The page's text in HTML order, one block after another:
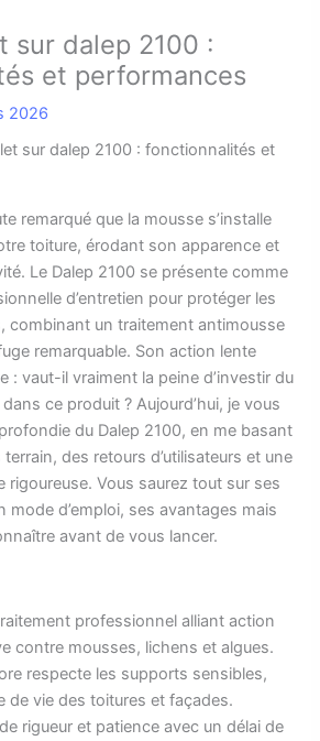
sur dalep 2100 :
et performances
2026
sur dalep 2100 : fonctionnalités et
remarqué que la mousse s’installe
toiture, érodant son apparence et
Le Dalep 2100 se présente comme
d’entretien pour protéger les
combinant un traitement antimousse
remarquable. Son action lente
: vaut-il vraiment la peine d’investir du
ce produit ? Aujourd’hui, je vous
du Dalep 2100, en me basant
des retours d’utilisateurs et une
rigoureuse. Vous saurez tout sur ses
mode d’emploi, ses avantages mais
avant de vous lancer.
professionnel alliant action
contre mousses, lichens et algues.
respecte les supports sensibles,
de vie des toitures et façades.
rigueur et patience avec un délai de